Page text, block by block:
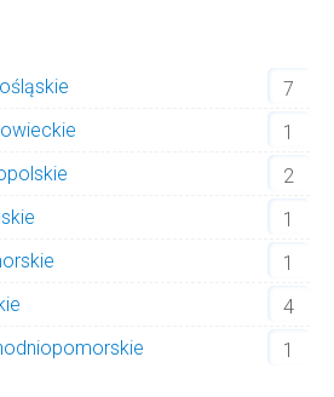
7
1
2
1
1
4
1